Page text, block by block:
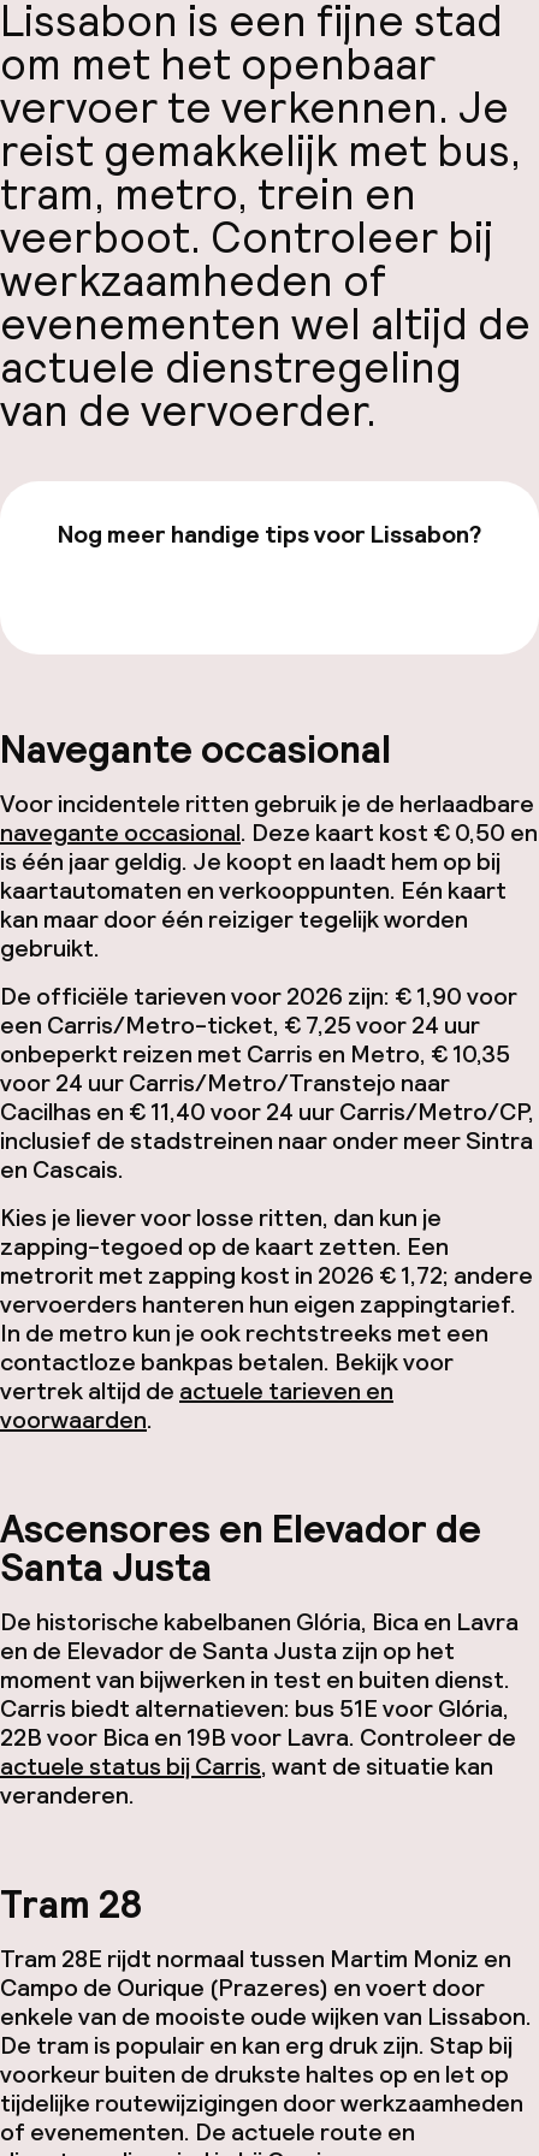
Lissabon is een fijne stad
om met het openbaar
vervoer te verkennen. Je
reist gemakkelijk met bus,
tram, metro, trein en
veerboot. Controleer bij
werkzaamheden of
evenementen wel altijd de
actuele dienstregeling
van de vervoerder.
Nog meer handige tips voor Lissabon?
Navegante occasional
Voor incidentele ritten gebruik je de herlaadbare
navegante occasional. Deze kaart kost € 0,50 en
is één jaar geldig. Je koopt en laadt hem op bij
kaartautomaten en verkooppunten. Eén kaart
kan maar door één reiziger tegelijk worden
gebruikt.
De officiële tarieven voor 2026 zijn: € 1,90 voor
een Carris/Metro-ticket, € 7,25 voor 24 uur
onbeperkt reizen met Carris en Metro, € 10,35
voor 24 uur Carris/Metro/Transtejo naar
Cacilhas en € 11,40 voor 24 uur Carris/Metro/CP,
inclusief de stadstreinen naar onder meer Sintra
en Cascais.
Kies je liever voor losse ritten, dan kun je
zapping-tegoed op de kaart zetten. Een
metrorit met zapping kost in 2026 € 1,72; andere
vervoerders hanteren hun eigen zappingtarief.
In de metro kun je ook rechtstreeks met een
contactloze bankpas betalen. Bekijk voor
vertrek altijd de actuele tarieven en
voorwaarden.
Ascensores en Elevador de
Santa Justa
De historische kabelbanen Glória, Bica en Lavra
en de Elevador de Santa Justa zijn op het
moment van bijwerken in test en buiten dienst.
Carris biedt alternatieven: bus 51E voor Glória,
22B voor Bica en 19B voor Lavra. Controleer de
actuele status bij Carris, want de situatie kan
veranderen.
Tram 28
Tram 28E rijdt normaal tussen Martim Moniz en
Campo de Ourique (Prazeres) en voert door
enkele van de mooiste oude wijken van Lissabon.
De tram is populair en kan erg druk zijn. Stap bij
voorkeur buiten de drukste haltes op en let op
tijdelijke routewijzigingen door werkzaamheden
of evenementen. De actuele route en